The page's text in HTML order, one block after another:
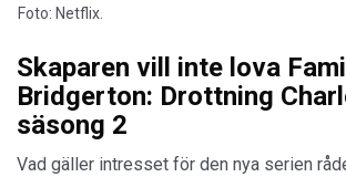
Foto: Netflix.
Skaparen vill inte lova
Bridgerton: Drottning
säsong 2
Vad gäller intresset för den nya serien